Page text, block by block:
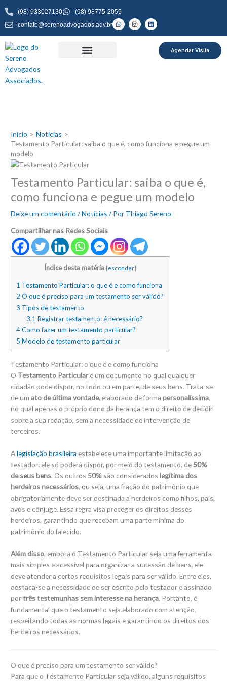
para
conteúdo
(98) 933027130
(98) 98775-2055
contato@serenoadvogados.adv.br
W
h
a
t
I
n
s
t
L
i
n
k
Agendar Visita
Início
Notícias
Testamento Particular: saiba o que é, como funciona e pegue um
modelo
Testamento Particular: saiba o que é,
como funciona e pegue um modelo
Deixe um comentário /Notícias / Por Thiago Sereno
Compartilhar nas Redes Sociais
Índice desta matéria [esconder]
1 Testamento Particular: o que é e como funciona
2 O que é preciso para um testamento ser válido?
3 Tipos de testamento
3.1 Registrar testamento: é necessário?
4Como fazer um testamento particular?
5 Modelo de testamento particular
Testamento Particular: o que é e como funciona
O Testamento Particularé um documento no qual qualquer
cidadão pode dispor, no todo ou em parte, de seus bens. Trata-se
de umato de última vontade, elaborado de formapersonalíssima,
no qual apenas o próprio dono da herança tem o direito de decidir
sobre a sua redação, sem a necessidade de intervenção de
terceiros.
Alegislação brasileira estabelece uma importante limitação ao
testador: ele só poderá dispor, por meio do testamento, de 50%
de seus bens. Os outros 50% são consideradoslegítima dos
herdeiros necessários, ou seja, uma fração do patrimônio que
obrigatoriamente deve ser destinada a herdeiros como filhos, pais,
avós e cônjuge. Essa regra visa proteger os direitos desses
herdeiros, garantindo que recebam uma parte mínima do
patrimônio do falecido.
Além disso, embora o Testamento Particular seja uma ferramenta
mais simples e acessível para organizar a sucessão de bens, ele
deve atender a certos requisitos legais para ser válido. Entre eles,
destaca-se a necessidade de ser escrito pelo testador e assinado
portrês testemunhas sem interesse na herança. Portanto, é
fundamental que o testamento seja elaborado com atenção,
respeitando todas as normas legais e garantindo os direitos dos
herdeiros necessários.
O que é preciso para um testamento ser válido?
Para que o Testamento Particular seja válido, alguns requisitos